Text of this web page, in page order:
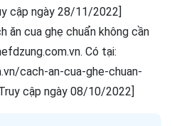
cập ngày 28/11/2022]
ăn cua ghẹ chuẩn không cần
Có tại:
cach-an-cua-ghe-chuan-
cập ngày 08/10/2022]